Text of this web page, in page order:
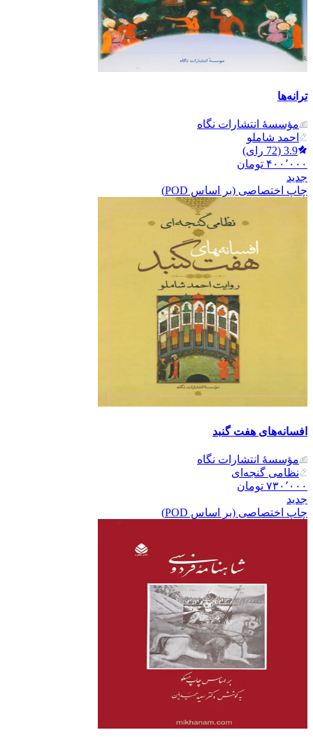
ترانه‌ها
مؤسسۀ انتشارات نگاه
احمد شاملو
3.9
(
72 رای)
۴۰۰٬۰۰۰ تومان
جدید
چاپ اختصاصی (بر اساس POD)
افسانه‌های هفت گنبد
مؤسسۀ انتشارات نگاه
نظامی گنجه‌ای
۷۳۰٬۰۰۰ تومان
جدید
چاپ اختصاصی (بر اساس POD)